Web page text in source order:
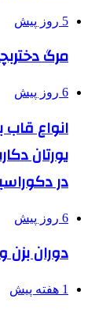
5 روز پیش
مرگ دختربچه ۷ ساله در پارک
6 روز پیش
انواع
یورتان
در
6 روز پیش
دوران
1 هفته پیش